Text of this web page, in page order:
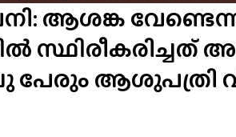
ആശങ്ക
സ്ഥിരീകരിച്ചത്
ആശുപത്രി